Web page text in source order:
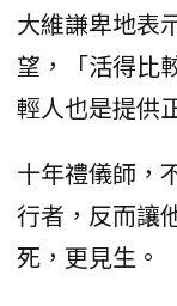
大維謙卑地表
望，「活得比
輕人也是提供
十年禮儀師，
行者，反而讓
死，更見生。